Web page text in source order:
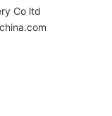
Co ltd